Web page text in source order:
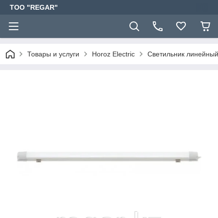
TOO "REGAR"
Товары и услуги Horoz Electric Светильник